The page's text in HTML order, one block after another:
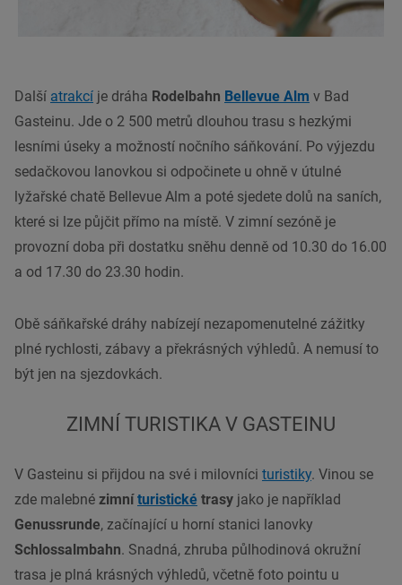
Další atrakcí je dráha Rodelbahn Bellevue Alm v Bad
Gasteinu. Jde o 2 500 metrů dlouhou trasu s hezkými
lesními úseky a možností nočního sáňkování. Po výjezdu
sedačkovou lanovkou si odpočinete u ohně v útulné
lyžařské chatě Bellevue Alm a poté sjedete dolů na saních,
které si lze půjčit přímo na místě. V zimní sezóně je
provozní doba při dostatku sněhu denně od 10.30 do 16.00
a od 17.30 do 23.30 hodin.
Obě sáňkařské dráhy nabízejí nezapomenutelné zážitky
plné rychlosti, zábavy a překrásných výhledů. A nemusí to
být jen na sjezdovkách.
ZIMNÍ TURISTIKA V GASTEINU
V Gasteinu si přijdou na své i milovníci turistiky. Vinou se
zde malebné zimníturistické trasy jako je například
Genussrunde, začínající u horní stanici lanovky
Schlossalmbahn. Snadná, zhruba půlhodinová okružní
trasa je plná krásných výhledů, včetně foto pointu u